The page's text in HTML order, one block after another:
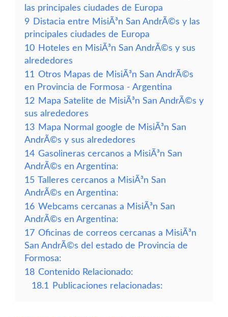
las principales ciudades de Europa
9 Distacia entre MisiÃ³n San AndrÃ©s y las
principales ciudades de Europa
10 Hoteles en MisiÃ³n San AndrÃ©s y sus
alrededores
11 Otros Mapas de MisiÃ³n San AndrÃ©s
en Provincia de Formosa - Argentina
12 Mapa Satelite de MisiÃ³n San AndrÃ©s y
sus alrededores
13 Mapa Normal google de MisiÃ³n San
AndrÃ©s y sus alrededores
14 Gasolineras cercanos a MisiÃ³n San
AndrÃ©s en Argentina:
15 Talleres cercanos a MisiÃ³n San
AndrÃ©s en Argentina:
16 Webcams cercanas a MisiÃ³n San
AndrÃ©s en Argentina:
17 Oficinas de correos cercanas a MisiÃ³n
San AndrÃ©s del estado de Provincia de
Formosa:
18 Contenido Relacionado:
18.1
Publicaciones relacionadas: